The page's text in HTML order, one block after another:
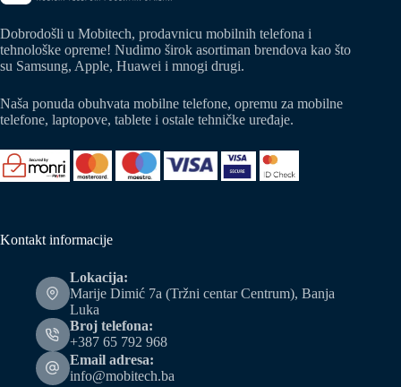
Dobrodošli u Mobitech, prodavnicu mobilnih telefona i
tehnološke opreme! Nudimo širok asortiman brendova kao što
su Samsung, Apple, Huawei i mnogi drugi.
Naša ponuda obuhvata mobilne telefone, opremu za mobilne
telefone, laptopove, tablete i ostale tehničke uređaje.
Kontakt informacije
Lokacija:
Marije Dimić 7a (Tržni centar Centrum), Banja
Luka
Broj telefona:
+387 65 792 968
Email adresa:
info@mobitech.ba